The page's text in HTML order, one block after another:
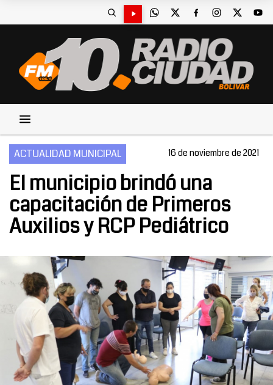
ACTUALIDAD MUNICIPAL 16 de noviembre de 2021
El municipio brindó una
capacitación de Primeros
Auxilios y RCP Pediátrico